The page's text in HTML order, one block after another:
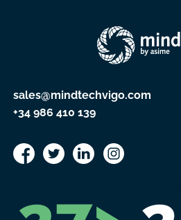
sales@mindtechvigo.com
+34 986 410 139